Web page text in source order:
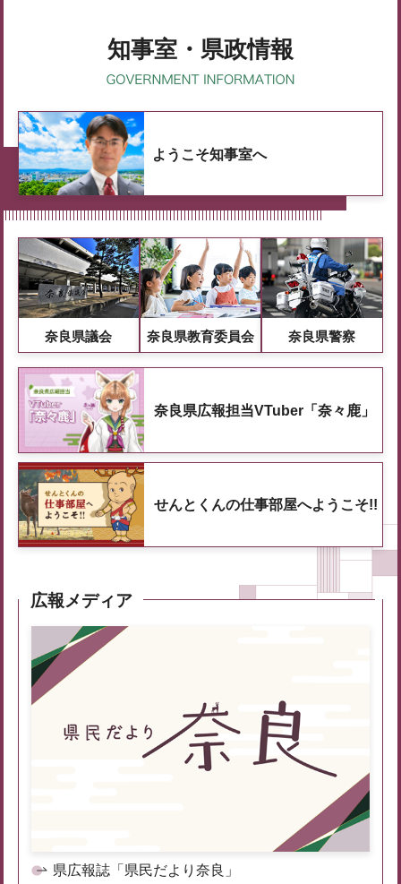
知事室・県政情報
ようこそ知事室へ
奈良県議会 奈良県教育委員会 奈良県警察
奈良県広報担当VTuber「奈々鹿」
せんとくんの仕事部屋へようこそ!!
広報メディア
県広報誌「県民だより奈良」